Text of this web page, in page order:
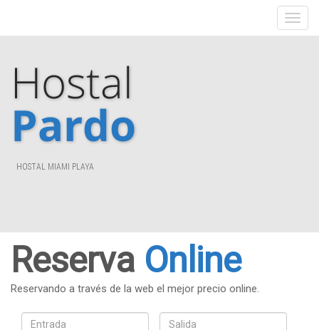
HOSTAL MIAMI PLAYA
Reserva Online
Reservando a través de la web el mejor precio online.